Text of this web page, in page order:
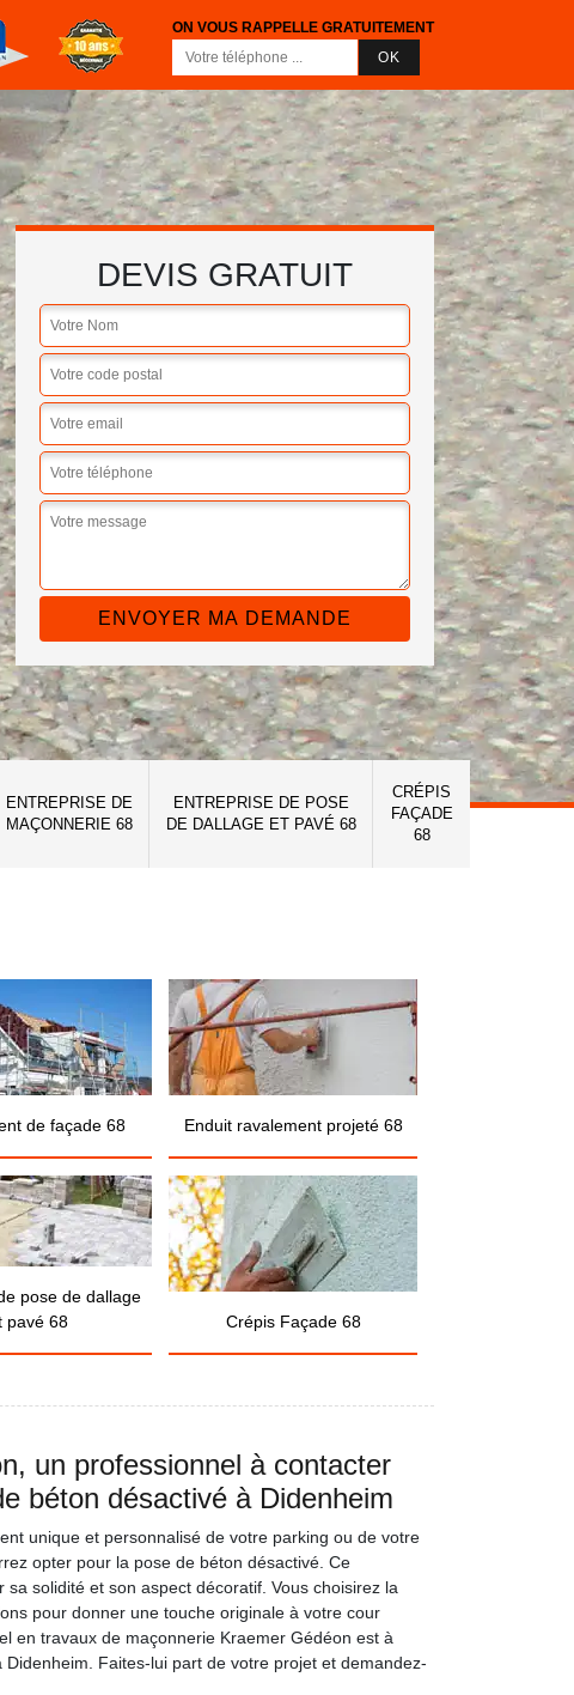
ON VOUS RAPPELLE GRATUITEMENT
DEVIS GRATUIT
ENTREPRISE DE
MAÇONNERIE 68
ENTREPRISE DE POSE
DE DALLAGE ET PAVÉ 68
CRÉPIS
FAÇADE
68
de façade 68 Enduit ravalement projeté 68
pose de dallage
pavé 68
Crépis Façade 68
un professionnel à contacter
béton désactivé à Didenheim
unique et personnalisé de votre parking ou de votre
opter pour la pose de béton désactivé. Ce
sa solidité et son aspect décoratif. Vous choisirez la
pour donner une touche originale à votre cour
en travaux de maçonnerie Kraemer Gédéon est à
Faites-lui part de votre projet et demandez-